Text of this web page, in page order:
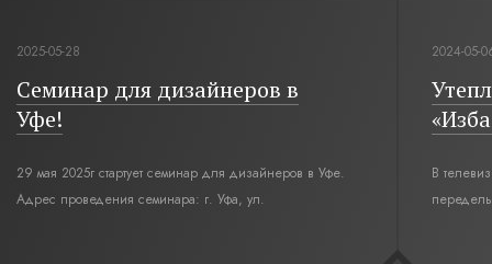
2025-05-28
Семинар для дизайнеров в
Уфе!
29 мая 2025г стартует семинар для дизайнеров в Уфе.
Адрес проведения семинара: г. Уфа, ул.
2024-05-
В